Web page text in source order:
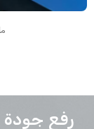
ما هو 3 موضوع دفتر
رفع جودة